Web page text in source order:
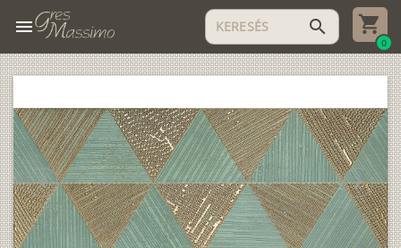
menu search
0
chevron_left chevron_right